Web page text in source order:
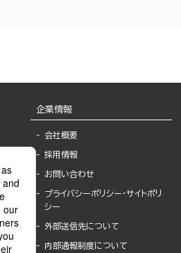
企業情報
会社概要
採用情報
お問い合わせ
プライバシーポリシー・サイトポリ
シー
外部送信先について
内部通報制度について